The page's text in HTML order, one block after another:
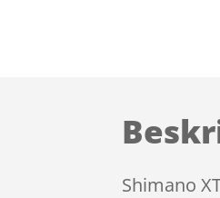
Shimano